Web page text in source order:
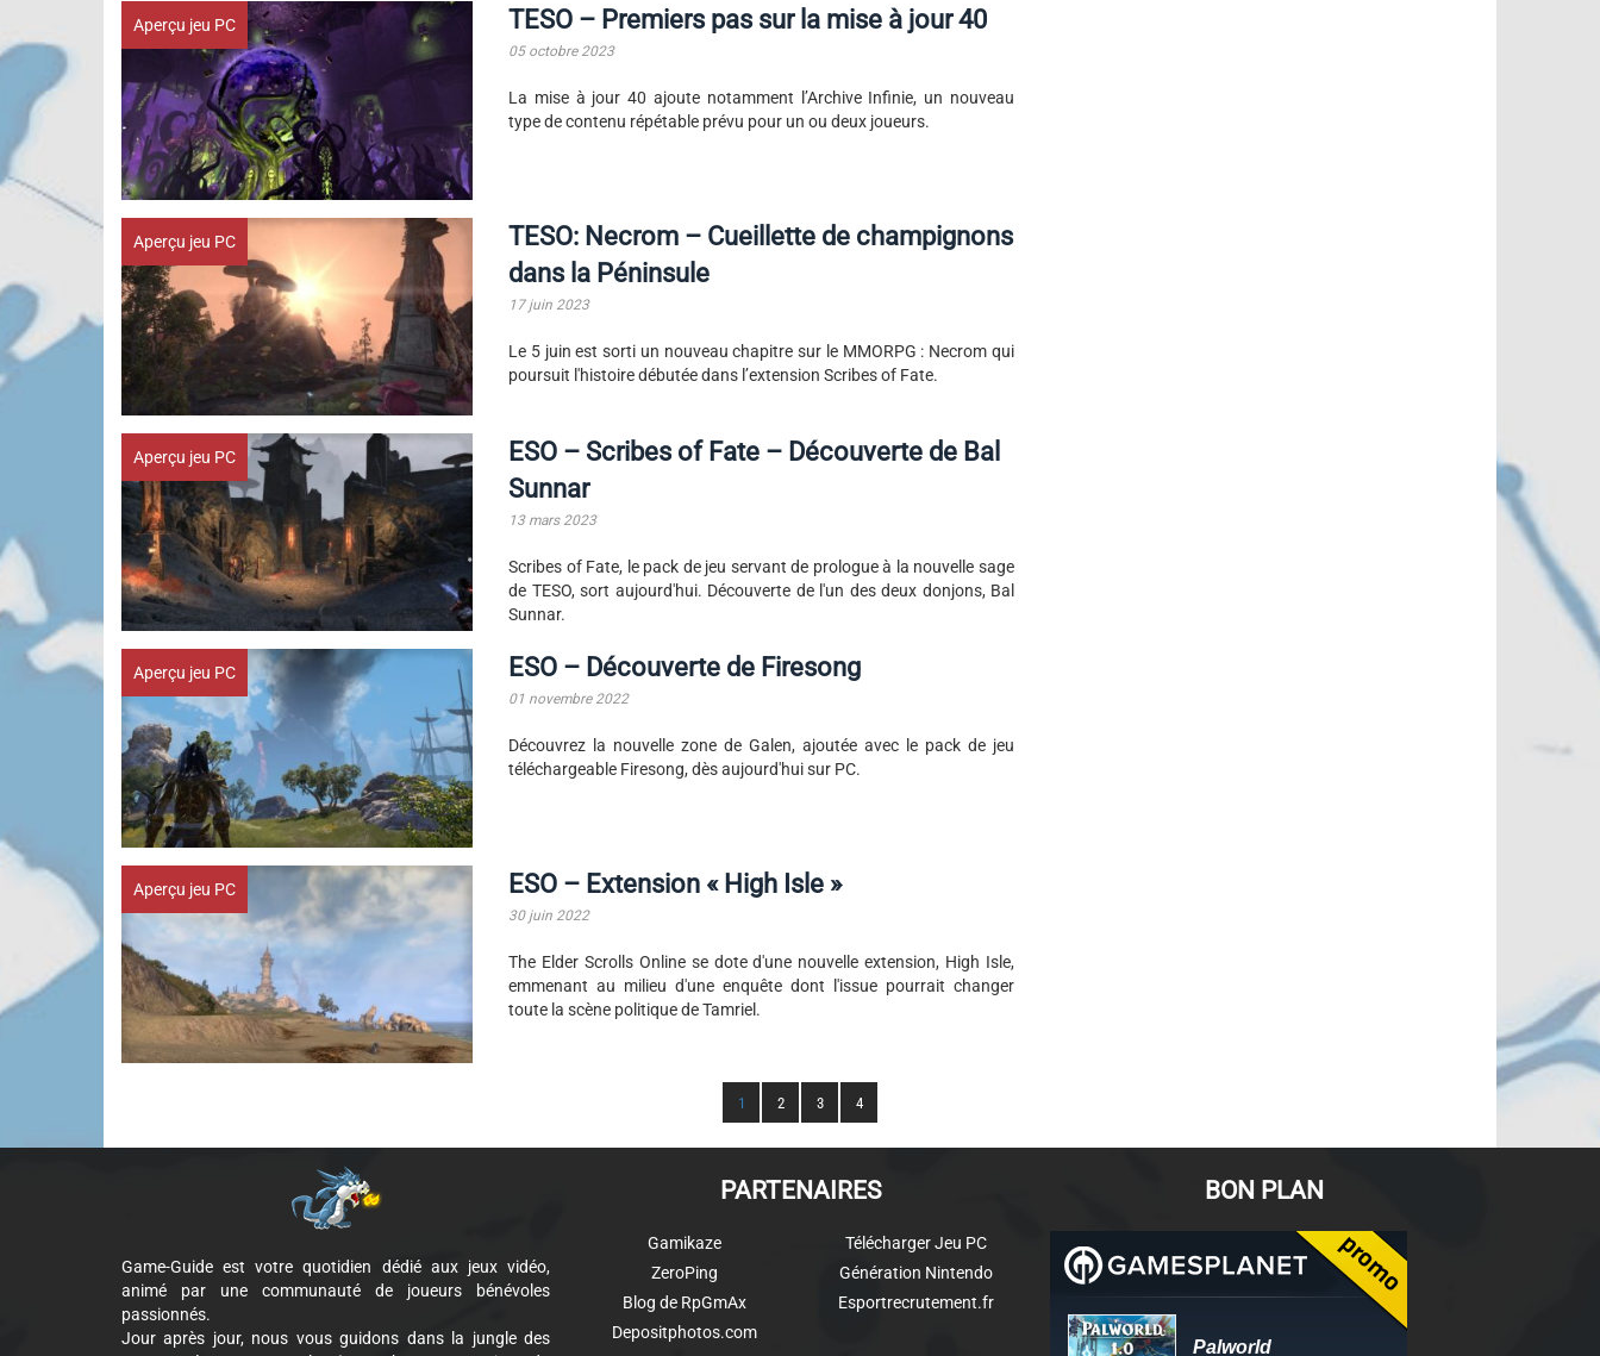
Aperçu jeu PC TESO – Premiers pas sur la mise à jour 40
05 octobre 2023
La mise à jour 40 ajoute notamment l’Archive Infinie, un nouveau
type de contenu répétable prévu pour un ou deux joueurs.
Aperçu jeu PC
TESO: Necrom – Cueillette de champignons
dans la Péninsule
17 juin 2023
Le 5 juin est sorti un nouveau chapitre sur le MMORPG : Necrom qui
poursuit l'histoire débutée dans l’extension Scribes of Fate.
Aperçu jeu PC
ESO – Scribes of Fate – Découverte de Bal
Sunnar
13 mars 2023
Scribes of Fate, le pack de jeu servant de prologue à la nouvelle sage
de TESO, sort aujourd'hui. Découverte de l'un des deux donjons, Bal
Sunnar.
Aperçu jeu PC ESO – Découverte de Firesong
01 novembre 2022
Découvrez la nouvelle zone de Galen, ajoutée avec le pack de jeu
téléchargeable Firesong, dès aujourd'hui sur PC.
Aperçu jeu PC ESO – Extension « High Isle »
30 juin 2022
The Elder Scrolls Online se dote d'une nouvelle extension, High Isle,
emmenant au milieu d'une enquête dont l'issue pourrait changer
toute la scène politique de Tamriel.
1 2 3 4
Game-Guide est votre quotidien dédié aux jeux vidéo,
animé par une communauté de joueurs bénévoles
passionnés.
Jour après jour, nous vous guidons dans la jungle des
PARTENAIRES
Gamikaze
ZeroPing
Blog de RpGmAx
Depositphotos.com
Télécharger Jeu PC
Génération Nintendo
Esportrecrutement.fr
BON PLAN